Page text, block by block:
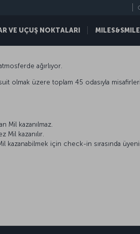
VE UÇUŞ NOKTALARI
ağırlıyor.
olmak üzere toplam 45 odasıyla
Mil kazanılmaz.
Mil kazanılır.
kazanabilmek için check-in sırasında